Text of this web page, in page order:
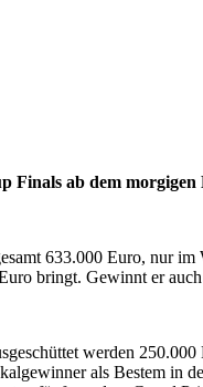
ab dem
633.000 Euro, nur
bringt. Gewinnt er
werden
als Bestem in